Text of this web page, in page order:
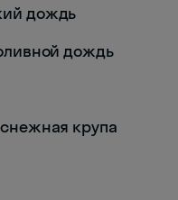
дождь
дождь
крупа